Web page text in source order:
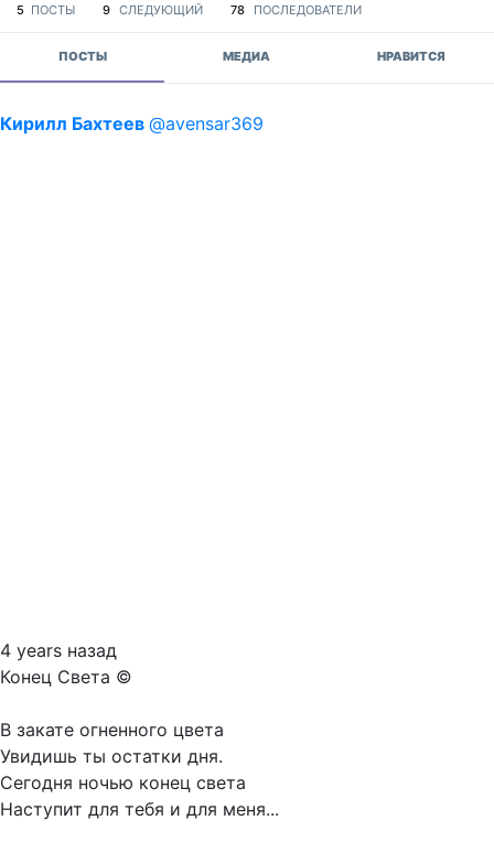
5 ПОСТЫ 9 СЛЕДУЮЩИЙ 78 ПОСЛЕДОВАТЕЛИ
ПОСТЫ МЕДИА НРАВИТСЯ
Кирилл Бахтеев @avensar369
4 years назад
Конец Света ©
В закате огненного цвета
Увидишь ты остатки дня.
Сегодня ночью конец света
Наступит для тебя и для меня...